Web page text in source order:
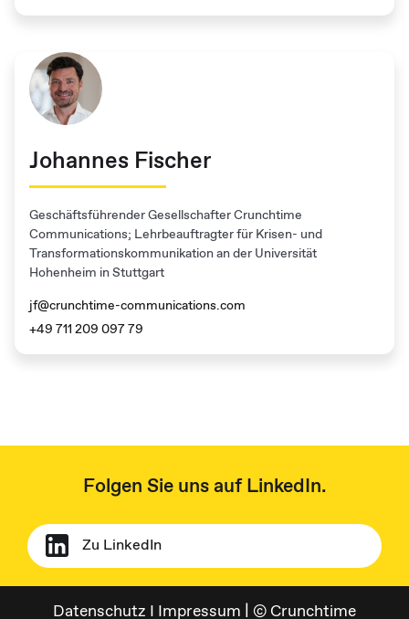
Johannes Fischer
Geschäftsführender Gesellschafter Crunchtime
Communications; Lehrbeauftragter für Krisen- und
Transformationskommunikation an der Universität
Hohenheim in Stuttgart​ ​
jf@crunchtime-communications.com
+49 711 209 097 79
Folgen Sie uns auf LinkedIn.
Zu LinkedIn
Datenschutz I Impressum | © Crunchtime